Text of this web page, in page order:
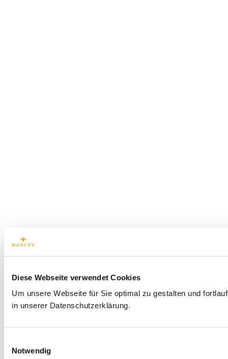
Diese Webseite verwendet Cookies
Um unsere Webseite für Sie optimal zu gestalten und
in unserer Datenschutzerklärung.
Notwendig